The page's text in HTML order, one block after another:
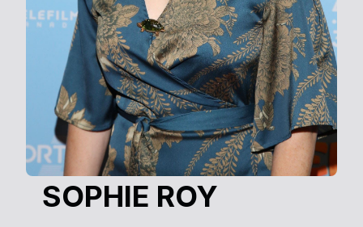
SOPHIE ROY